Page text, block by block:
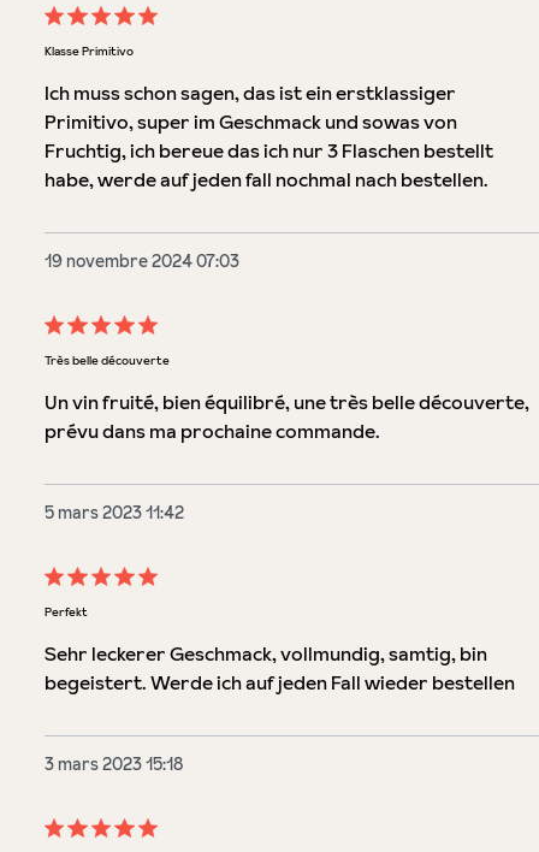
Évaluation avec une note de 5 sur 5 étoiles
Klasse Primitivo
Ich muss schon sagen, das ist ein erstklassiger
Primitivo, super im Geschmack und sowas von
Fruchtig, ich bereue das ich nur 3 Flaschen bestellt
habe, werde auf jeden fall nochmal nach bestellen.
19 novembre 2024 07:03
Évaluation avec une note de 5 sur 5 étoiles
Très belle découverte
Un vin fruité, bien équilibré, une très belle découverte,
prévu dans ma prochaine commande.
5 mars 2023 11:42
Évaluation avec une note de 5 sur 5 étoiles
Perfekt
Sehr leckerer Geschmack, vollmundig, samtig, bin
begeistert. Werde ich auf jeden Fall wieder bestellen
3 mars 2023 15:18